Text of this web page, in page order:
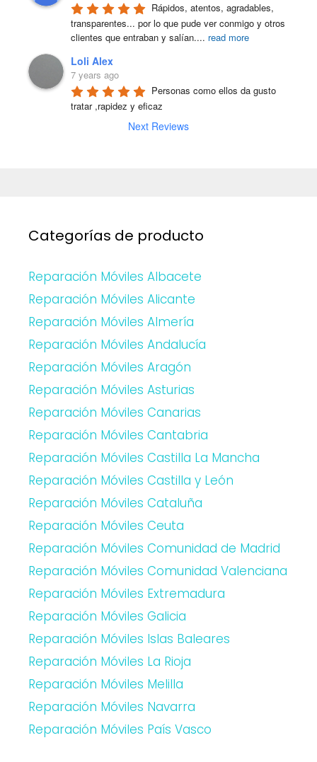
Rápidos, atentos, agradables,
transparentes... por lo que pude ver conmigo y otros
clientes que entraban y salían.... read more
Loli Alex
7 years ago
Personas como ellos da gusto
tratar ,rapidez y eficaz
Next Reviews
Categorías de producto
Reparación Móviles Albacete
Reparación Móviles Alicante
Reparación Móviles Almería
Reparación Móviles Andalucía
Reparación Móviles Aragón
Reparación Móviles Asturias
Reparación Móviles Canarias
Reparación Móviles Cantabria
Reparación Móviles Castilla La Mancha
Reparación Móviles Castilla y León
Reparación Móviles Cataluña
Reparación Móviles Ceuta
Reparación Móviles Comunidad de Madrid
Reparación Móviles Comunidad Valenciana
Reparación Móviles Extremadura
Reparación Móviles Galicia
Reparación Móviles Islas Baleares
Reparación Móviles La Rioja
Reparación Móviles Melilla
Reparación Móviles Navarra
Reparación Móviles País Vasco